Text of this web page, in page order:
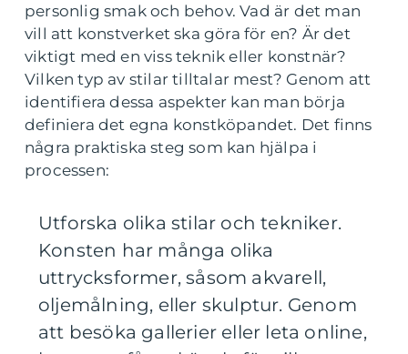
personlig smak och behov. Vad är det man
vill att konstverket ska göra för en? Är det
viktigt med en viss teknik eller konstnär?
Vilken typ av stilar tilltalar mest? Genom att
identifiera dessa aspekter kan man börja
definiera det egna konstköpandet. Det finns
några praktiska steg som kan hjälpa i
processen:
Utforska olika stilar och tekniker.
Konsten har många olika
uttrycksformer, såsom akvarell,
oljemålning, eller skulptur. Genom
att besöka gallerier eller leta online,